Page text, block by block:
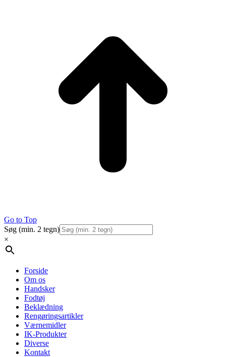
Go to Top
Søg (min. 2 tegn)
×
Forside
Om os
Handsker
Fodtøj
Beklædning
Rengøringsartikler
Værnemidler
IK-Produkter
Diverse
Kontakt